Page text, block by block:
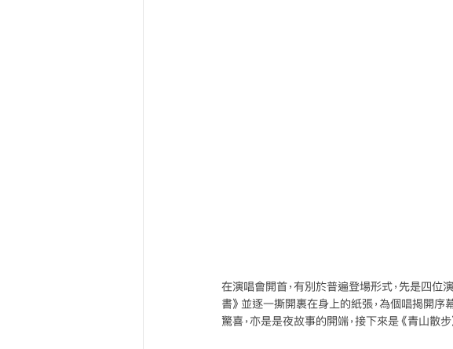
在演唱會開首，有別於普遍登場形式，先是四位
書》並逐一撕開裹在身上的紙張，為個唱揭開序
驚喜，亦是是夜故事的開端，接下來是《青山散